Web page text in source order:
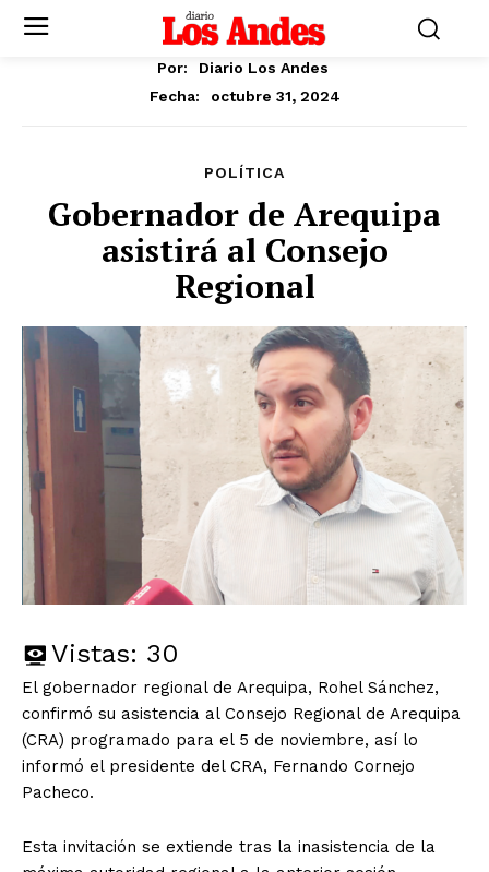
Por:
Diario Los Andes
Fecha:
octubre 31, 2024
POLÍTICA
Gobernador de Arequipa
asistirá al Consejo
Regional
Vistas: 30
El gobernador regional de Arequipa, Rohel Sánchez,
confirmó su asistencia al Consejo Regional de Arequipa
(CRA) programado para el 5 de noviembre, así lo
informó el presidente del CRA, Fernando Cornejo
Pacheco.
Esta invitación se extiende tras la inasistencia de la